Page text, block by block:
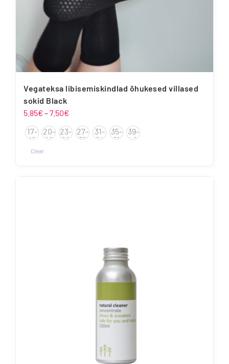
Vegateksa libisemiskindlad õhukesed villased
sokid Black
5.85€ –7.50€
5.85€
kuni
17-
19
20-
22
23-
26
27-
30
31-
34
35-
38
39-
42
Clear